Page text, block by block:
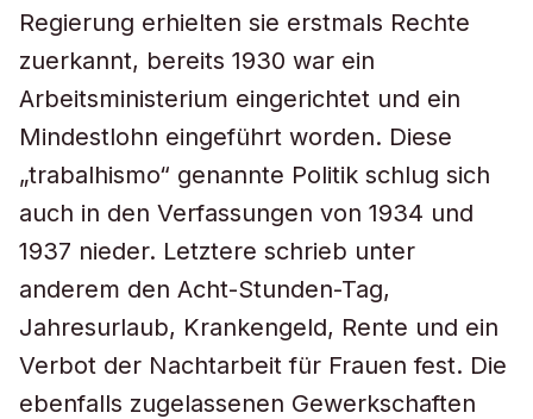
Regierung erhielten sie erstmals Rechte
zuerkannt, bereits 1930 war ein
Arbeitsministerium eingerichtet und ein
Mindestlohn eingeführt worden. Diese
„trabalhismo“ genannte Politik schlug sich
auch in den Verfassungen von 1934 und
1937 nieder. Letztere schrieb unter
anderem den Acht-Stunden-Tag,
Jahresurlaub, Krankengeld, Rente und ein
Verbot der Nachtarbeit für Frauen fest. Die
ebenfalls zugelassenen Gewerkschaften